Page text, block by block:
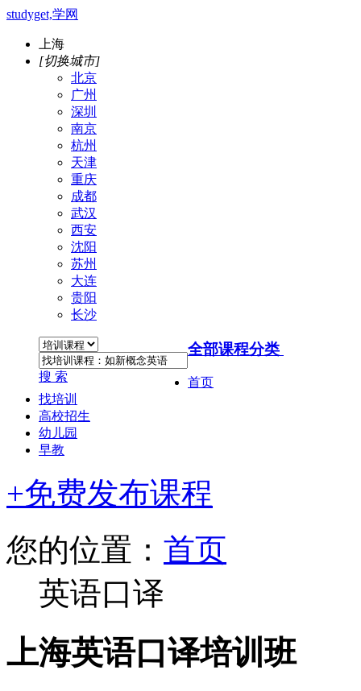
studyget,学网
上海
[切换城市]
北京
广州
深圳
南京
杭州
天津
重庆
成都
武汉
西安
沈阳
苏州
大连
贵阳
长沙
搜 索
全部课程分类
首页
找培训
高校招生
幼儿园
早教
+免费发布课程
您的位置： 首页
英语口译
上海英语口译培训班